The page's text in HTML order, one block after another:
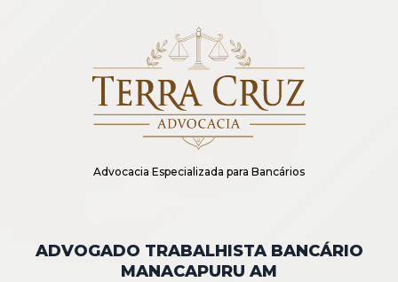
Advocacia Especializada para Bancários
ADVOGADO TRABALHISTA BANCÁRIO
MANACAPURU AM